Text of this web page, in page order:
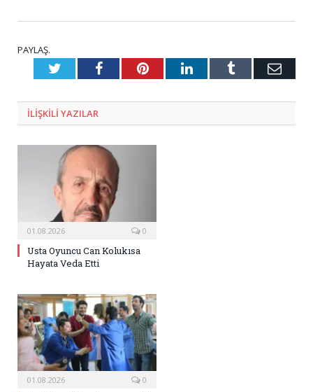
PAYLAŞ.
TwitterFacebookPinterestLinkedInTumblr E-
ILIŞKILI YAZILAR
01.08.2026 0
Usta Oyuncu Can Kolukısa
Hayata Veda Etti
01.08.2026 0